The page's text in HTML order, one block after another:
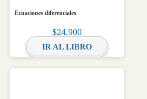
Ecuaciones diferenciales
$24,900
IR AL LIBRO